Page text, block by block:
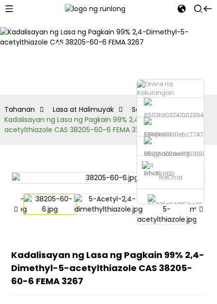
Telepono
Magpadala ng
Email
whatsapp
WeChat
Seryeng
Tahanan Lasa at Halimuyak
Seryeng Thiazole
Kadalisayan ng Lasa ng Pagkain 99% 2,4-Dimethyl-5-
acetylthiazole CAS 38205-60-6 FEMA 3267
Kadalisayan ng Lasa ng Pagkain 99% 2,4-
Dimethyl-5-acetylthiazole CAS 38205-
60-6 FEMA 3267